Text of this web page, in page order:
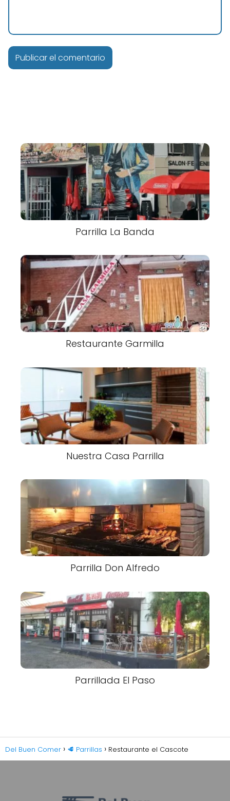
Parrilla La Banda
Restaurante Garmilla
Nuestra Casa Parrilla
Parrilla Don Alfredo
Parrillada El Paso
Del Buen Comer 🥩 Parrillas Restaurante el Cascote